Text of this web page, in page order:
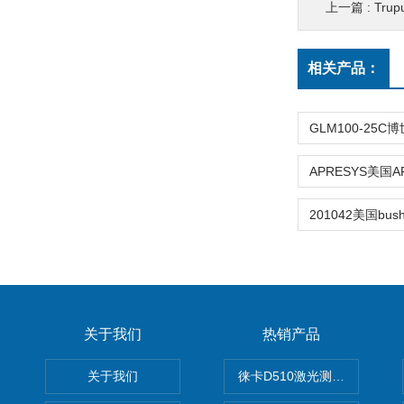
上一篇 :
相关产品：
关于我们
关于我们
热销产品
徕卡D510激光测距仪